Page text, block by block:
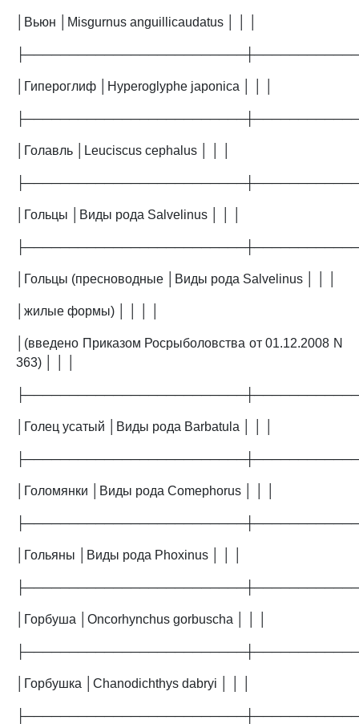
│Вьюн │Misgurnus anguillicaudatus │ │ │
│Гипероглиф │Hyperoglyphe japonica │ │ │
│Голавль │Leuciscus cephalus │ │ │
│Гольцы │Виды рода Salvelinus │ │ │
│Гольцы (пресноводные │Виды рода Salvelinus │ │ │
│жилые формы) │ │ │ │
│(введено Приказом Росрыболовства от 01.12.2008 N
363) │ │ │
│Голец усатый │Виды рода Barbatula │ │ │
│Голомянки │Виды рода Comephorus │ │ │
│Гольяны │Виды рода Phoxinus │ │ │
│Горбуша │Oncorhynchus gorbuscha │ │ │
│Горбушка │Chanodichthys dabryi │ │ │